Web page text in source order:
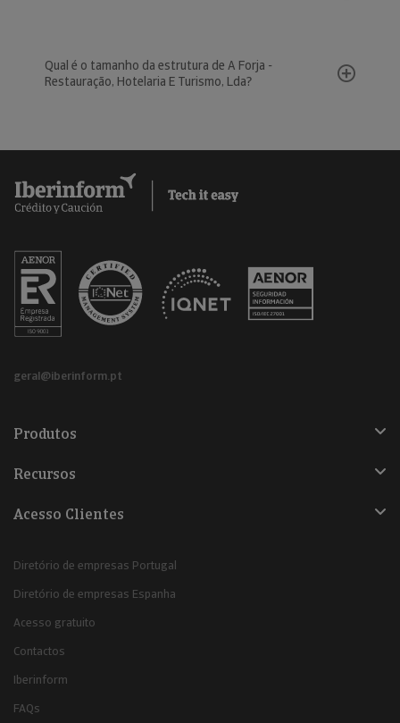
Qual é o tamanho da estrutura de A Forja -
Restauração, Hotelaria E Turismo, Lda?
geral@iberinform.pt
Produtos
Recursos
Acesso Clientes
Diretório de empresas Portugal
Diretório de empresas Espanha
Acesso gratuito
Contactos
Iberinform
FAQs